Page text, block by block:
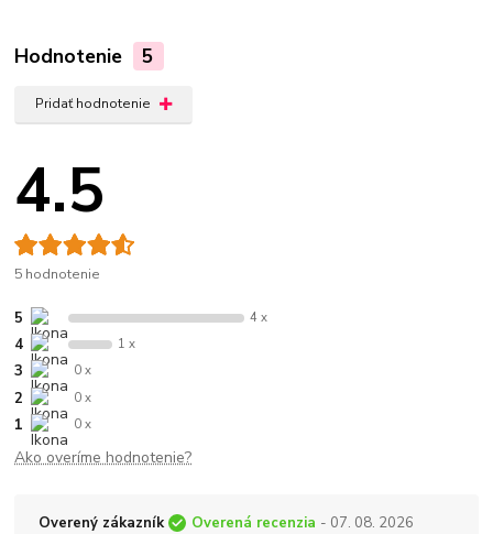
Hodnotenie 5
Pridať hodnotenie
4.5
5 hodnotenie
5 4 x
4 1 x
3 0 x
2 0 x
1 0 x
Ako overíme hodnotenie?
Overený zákazník Overená recenzia - 07. 08. 2026